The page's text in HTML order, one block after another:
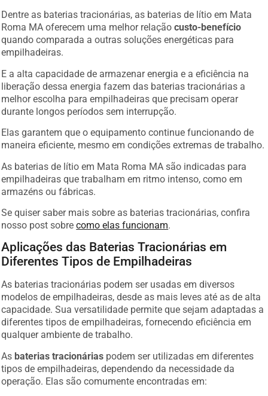
Dentre as baterias tracionárias, as baterias de lítio em Mata
Roma MA oferecem uma melhor relaçãocusto-benefício
quando comparada a outras soluções energéticas para
empilhadeiras.
E a alta capacidade de armazenar energia e a eficiência na
liberação dessa energia fazem das baterias tracionárias a
melhor escolha para empilhadeiras que precisam operar
durante longos períodos sem interrupção.
Elas garantem que o equipamento continue funcionando de
maneira eficiente, mesmo em condições extremas de trabalho.
As baterias de lítio em Mata Roma MA são indicadas para
empilhadeiras que trabalham em ritmo intenso, como em
armazéns ou fábricas.
Se quiser saber mais sobre as baterias tracionárias, confira
nosso post sobrecomo elas funcionam.
Aplicações das Baterias Tracionárias em
Diferentes Tipos de Empilhadeiras
As baterias tracionárias podem ser usadas em diversos
modelos de empilhadeiras, desde as mais leves até as de alta
capacidade. Sua versatilidade permite que sejam adaptadas a
diferentes tipos de empilhadeiras, fornecendo eficiência em
qualquer ambiente de trabalho.
As baterias tracionárias podem ser utilizadas em diferentes
tipos de empilhadeiras, dependendo da necessidade da
operação. Elas são comumente encontradas em: